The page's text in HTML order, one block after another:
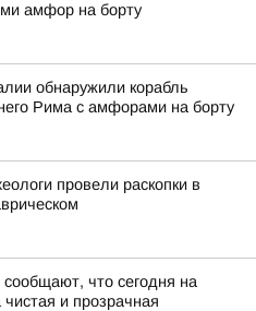
амфор на борту
обнаружили корабль
Рима с амфорами на борту
провели раскопки в
что сегодня на
и прозрачная